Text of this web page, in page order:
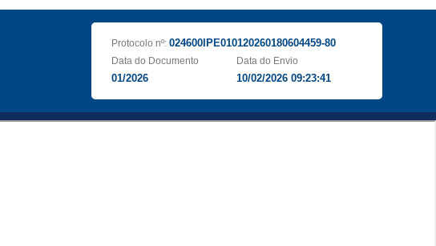
Protocolo nº: 024600IPE010120260180604459-80
Data do Documento
01/2026
Data do Envio
10/02/2026 09:23:41